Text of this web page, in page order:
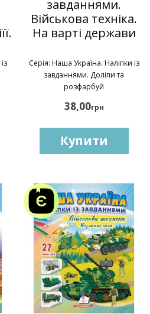
завданнями.
Військова техніка.
На варті держави
Серія: Наша Україна. Наліпки із
завданнями. Доліпи та
розфарбуй
38,00грн
Купити